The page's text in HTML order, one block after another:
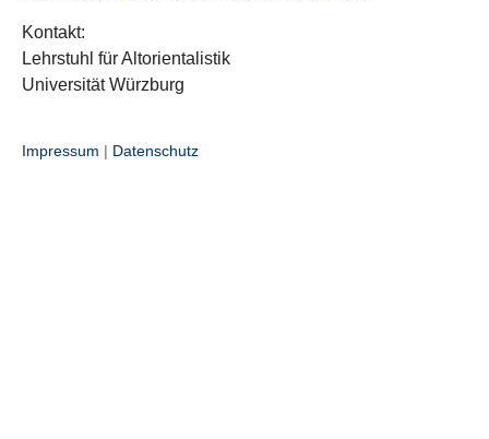
Kontakt:
Lehrstuhl für Altorientalistik
Universität Würzburg
Impressum | Datenschutz